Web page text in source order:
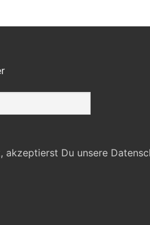
akzeptierst Du unsere